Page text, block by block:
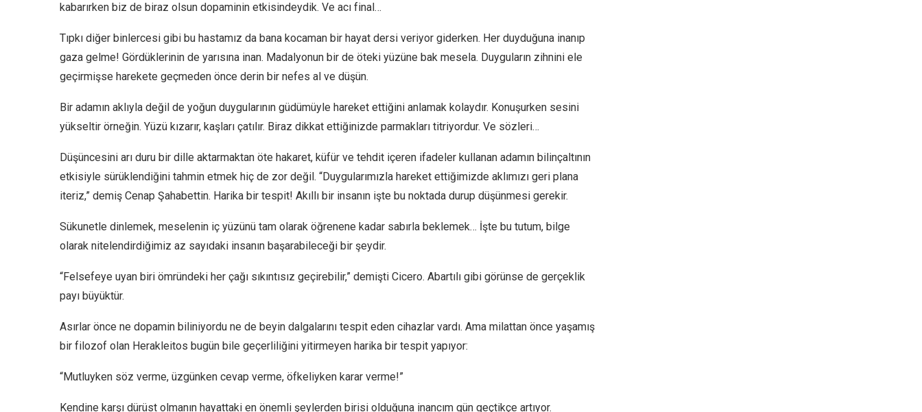
kabarırken biz de biraz olsun dopaminin etkisindeydik. Ve acı final…
Tıpkı diğer binlercesi gibi bu hastamız da bana kocaman bir hayat dersi veriyor giderken. Her duyduğuna inanıp
gaza gelme! Gördüklerinin de yarısına inan. Madalyonun bir de öteki yüzüne bak mesela. Duyguların zihnini ele
geçirmişse harekete geçmeden önce derin bir nefes al ve düşün.
Bir adamın aklıyla değil de yoğun duygularının güdümüyle hareket ettiğini anlamak kolaydır. Konuşurken sesini
yükseltir örneğin. Yüzü kızarır, kaşları çatılır. Biraz dikkat ettiğinizde parmakları titriyordur. Ve sözleri…
Düşüncesini arı duru bir dille aktarmaktan öte hakaret, küfür ve tehdit içeren ifadeler kullanan adamın bilinçaltının
etkisiyle sürüklendiğini tahmin etmek hiç de zor değil. “Duygularımızla hareket ettiğimizde aklımızı geri plana
iteriz,” demiş Cenap Şahabettin. Harika bir tespit! Akıllı bir insanın işte bu noktada durup düşünmesi gerekir.
Sükunetle dinlemek, meselenin iç yüzünü tam olarak öğrenene kadar sabırla beklemek… İşte bu tutum, bilge
olarak nitelendirdiğimiz az sayıdaki insanın başarabileceği bir şeydir.
“Felsefeye uyan biri ömründeki her çağı sıkıntısız geçirebilir,” demişti Cicero. Abartılı gibi görünse de gerçeklik
payı büyüktür.
Asırlar önce ne dopamin biliniyordu ne de beyin dalgalarını tespit eden cihazlar vardı. Ama milattan önce yaşamış
bir filozof olan Herakleitos bugün bile geçerliliğini yitirmeyen harika bir tespit yapıyor:
“Mutluyken söz verme, üzgünken cevap verme, öfkeliyken karar verme!”
Kendine karşı dürüst olmanın hayattaki en önemli şeylerden birisi olduğuna inancım gün geçtikçe artıyor.